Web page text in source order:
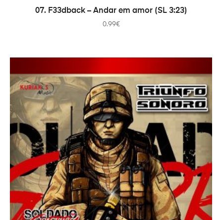
ADICIONAR
07. F33dback – Andar em amor (SL 3:23)
0.99€